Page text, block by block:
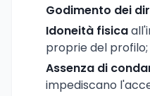
Godimento dei
Idoneità fisica
proprie del profilo;
Assenza di
impediscano